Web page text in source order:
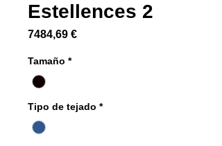
Estellences 2
7484,69 €Precio
Tamaño *
Tipo de tejado *